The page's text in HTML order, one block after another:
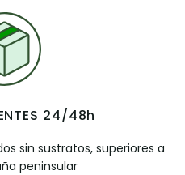
24/48h
sin sustratos, superiores a
peninsular